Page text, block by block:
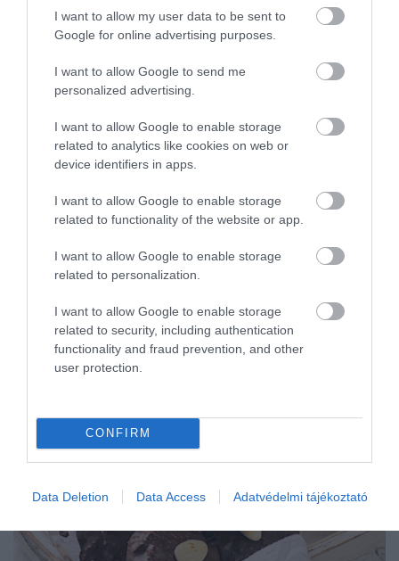
I want to allow my user data to be sent to
Google for online advertising purposes.
I want to allow Google to send me
personalized advertising.
I want to allow Google to enable storage
related to analytics like cookies on web or
device identifiers in apps.
I want to allow Google to enable storage
related to functionality of the website or app.
I want to allow Google to enable storage
related to personalization.
I want to allow Google to enable storage
related to security, including authentication
functionality and fraud prevention, and other
user protection.
CONFIRM
Data Deletion Data Access Adatvédelmi tájékoztató
legismertebb nürnbergi változatra, az
Elisenlebkuchenre, amelynek legalább 25
műhelyekben azonban ez az arány eléri az 50
százalékot is.) Sőt ennél a tésztát hónapokig
pihentetik, ezalatt tejsav keletkezik, amely egy
mélyebb, komplexebb ízt ad a végeredménynek.
népszerűség pedig már az óceánt is átívelte: Berlin
karácsonyi vásárai megihlették az amerikai
Államokban készít Lebkuchent évről évre a
hagyományos receptek alapján.